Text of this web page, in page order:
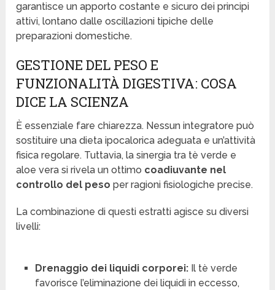
garantisce un apporto costante e sicuro dei principi
attivi, lontano dalle oscillazioni tipiche delle
preparazioni domestiche.
GESTIONE DEL PESO E
FUNZIONALITÀ DIGESTIVA: COSA
DICE LA SCIENZA
È essenziale fare chiarezza. Nessun integratore può
sostituire una dieta ipocalorica adeguata e un’attività
fisica regolare. Tuttavia, la sinergia tra tè verde e
aloe vera si rivela un ottimo coadiuvante nel
controllo del peso per ragioni fisiologiche precise.
La combinazione di questi estratti agisce su diversi
livelli:
Drenaggio dei liquidi corporei:Il tè verde
favorisce l’eliminazione dei liquidi in eccesso,